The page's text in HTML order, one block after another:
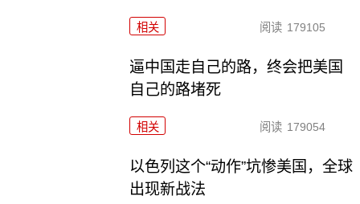
相关 阅读 179105
逼中国走自己的路，终会把美国
自己的路堵死
相关 阅读 179054
以色列这个“动作”坑惨美国，全球
出现新战法